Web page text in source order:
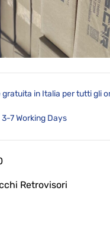
gratuita in Italia per tutti gli
7 Working Days
Retrovisori